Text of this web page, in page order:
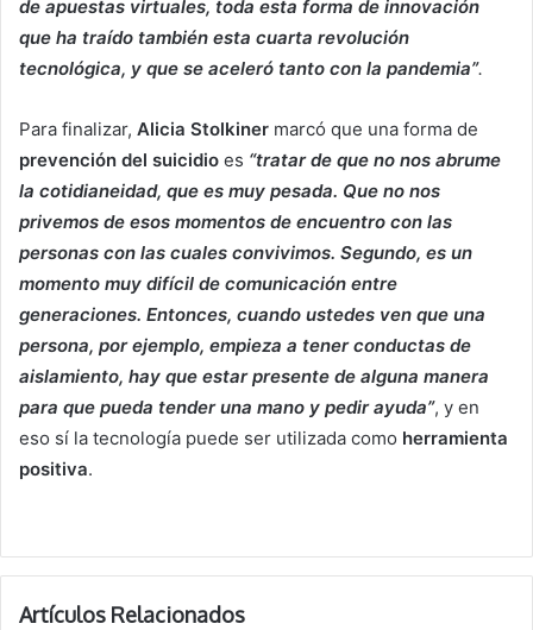
de apuestas virtuales, toda esta forma de innovación
que ha traído también esta cuarta revolución
tecnológica, y que se aceleró tanto con la pandemia”.
Para finalizar, Alicia Stolkiner marcó que una forma de
prevención del suicidio es “tratar de que no nos abrume
la cotidianeidad, que es muy pesada. Que no nos
privemos de esos momentos de encuentro con las
personas con las cuales convivimos. Segundo, es un
momento muy difícil de comunicación entre
generaciones. Entonces, cuando ustedes ven que una
persona, por ejemplo, empieza a tener conductas de
aislamiento, hay que estar presente de alguna manera
para que pueda tender una mano y pedir ayuda”, y en
eso sí la tecnología puede ser utilizada como herramienta
positiva.
Artículos Relacionados